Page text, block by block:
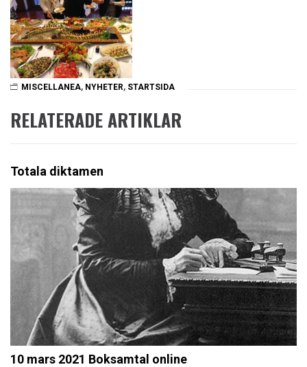
MISCELLANEA, NYHETER, STARTSIDA
RELATERADE ARTIKLAR
Totala diktamen
10 mars 2021 Boksamtal online